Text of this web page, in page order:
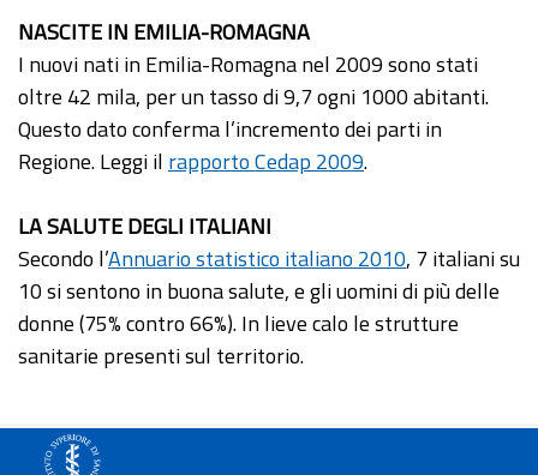
NASCITE IN EMILIA-ROMAGNA
I nuovi nati in Emilia-Romagna nel 2009 sono stati
oltre 42 mila, per un tasso di 9,7 ogni 1000 abitanti.
Questo dato conferma l’incremento dei parti in
Regione. Leggi il rapporto Cedap 2009.
LA SALUTE DEGLI ITALIANI
Secondo l’Annuario statistico italiano 2010, 7 italiani su
10 si sentono in buona salute, e gli uomini di più delle
donne (75% contro 66%). In lieve calo le strutture
sanitarie presenti sul territorio.